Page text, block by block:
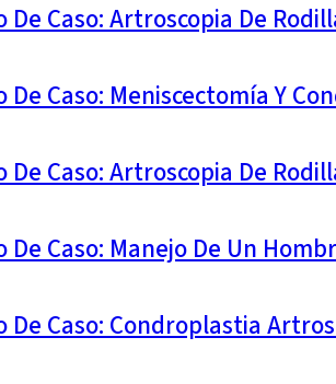
De Caso: Artroscopia De
De Caso: Meniscectomía Y
De Caso: Artroscopia De
De Caso: Manejo De Un
De Caso: Condroplastia